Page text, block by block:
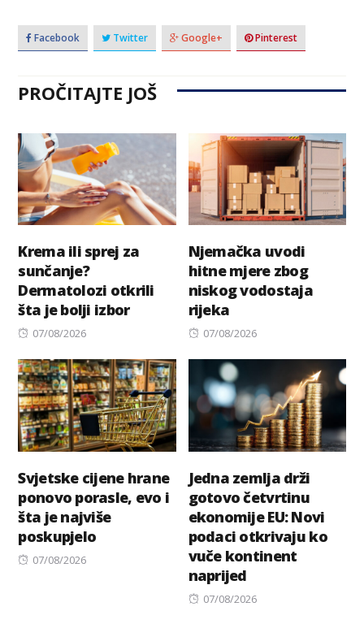
Facebook Twitter Google+ Pinterest
PROČITAJTE JOŠ
Krema ili sprej za
sunčanje?
Dermatolozi otkrili
šta je bolji izbor
Posted
07/08/2026
Njemačka uvodi
hitne mjere zbog
niskog vodostaja
rijeka
Posted
07/08/2026
Svjetske cijene hrane
ponovo porasle, evo i
šta je najviše
poskupjelo
Posted
07/08/2026
Jedna zemlja drži
gotovo četvrtinu
ekonomije EU: Novi
podaci otkrivaju ko
vuče kontinent
naprijed
Posted
07/08/2026